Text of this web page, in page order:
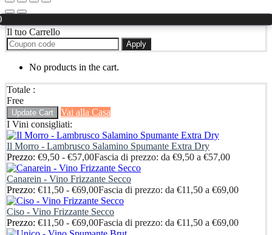
Il tuo Carrello
Apply
No products in the cart.
Totale :
Free
Update Cart
Vai alla Casa
I Vini consigliati:
Il Morro - Lambrusco Salamino Spumante Extra Dry
Prezzo: €9,50 - €57,00Fascia di prezzo: da €9,50 a €57,00
Canarein - Vino Frizzante Secco
Prezzo: €11,50 - €69,00Fascia di prezzo: da €11,50 a €69,00
Ciso - Vino Frizzante Secco
Prezzo: €11,50 - €69,00Fascia di prezzo: da €11,50 a €69,00